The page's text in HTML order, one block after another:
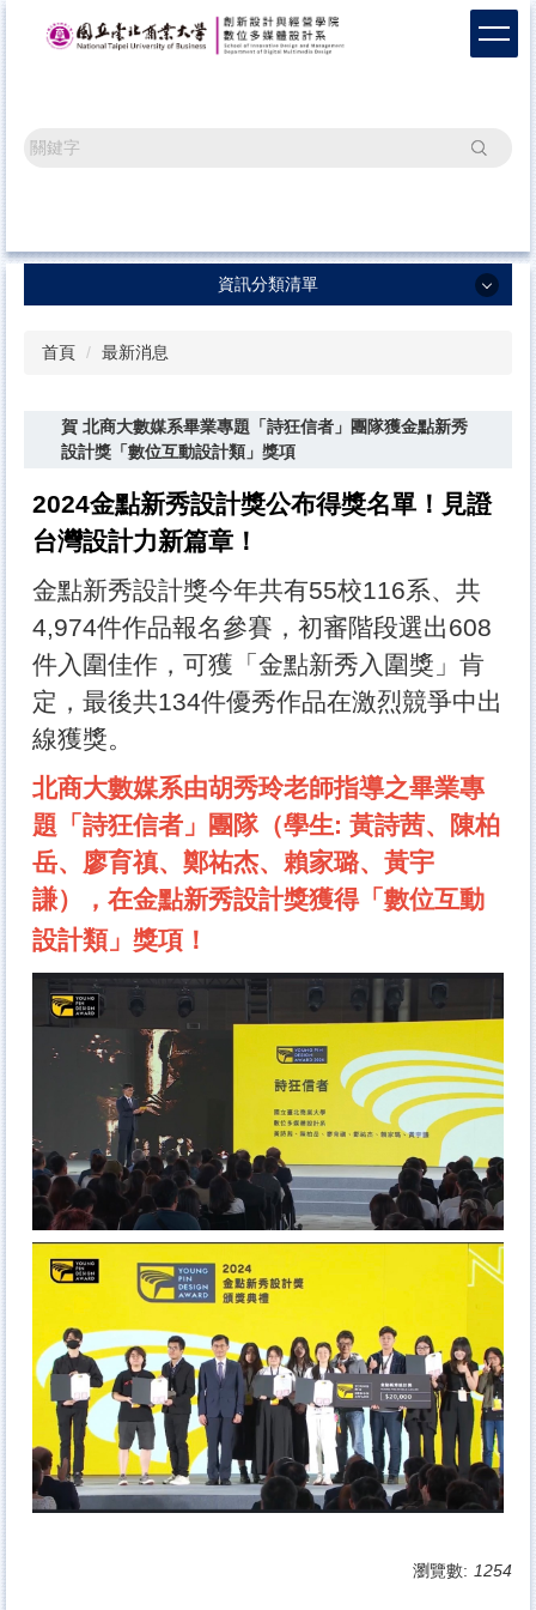
搜尋
資訊分類清單
畢業成果
辦學成果
其他資源
本院系所
校外實習
首頁 最新消息
賀 北商大數媒系畢業專題「詩狂信者」團隊獲金點新秀
設計獎「數位互動設計類」獎項
2024金點新秀設計獎公布得獎名單！見證
台灣設計力新篇章！
金點新秀設計獎今年共有55校116系、共
4,974件作品報名參賽，初審階段選出608
件入圍佳作，可獲「金點新秀入圍獎」肯
定，最後共134件優秀作品在激烈競爭中出
線獲獎。
北商大數媒系由胡秀玲老師指導之畢業專
題「詩狂信者」團隊（學生: 黃詩茜、陳柏
岳、廖育禛、鄭祐杰、賴家璐、黃宇
謙），在金點新秀設計獎獲得「數位互動
設計類」獎項！
瀏覽數: 1254